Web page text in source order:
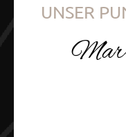
UNSER